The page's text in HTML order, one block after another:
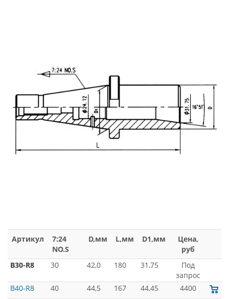
Артикул
7:24
NO.S
D,мм L,мм D1,мм
Цена,
руб
B30-R8
30 42,0 180 31,75
Под
запрос
B40-R8
40 44,5 167 44,45
4400